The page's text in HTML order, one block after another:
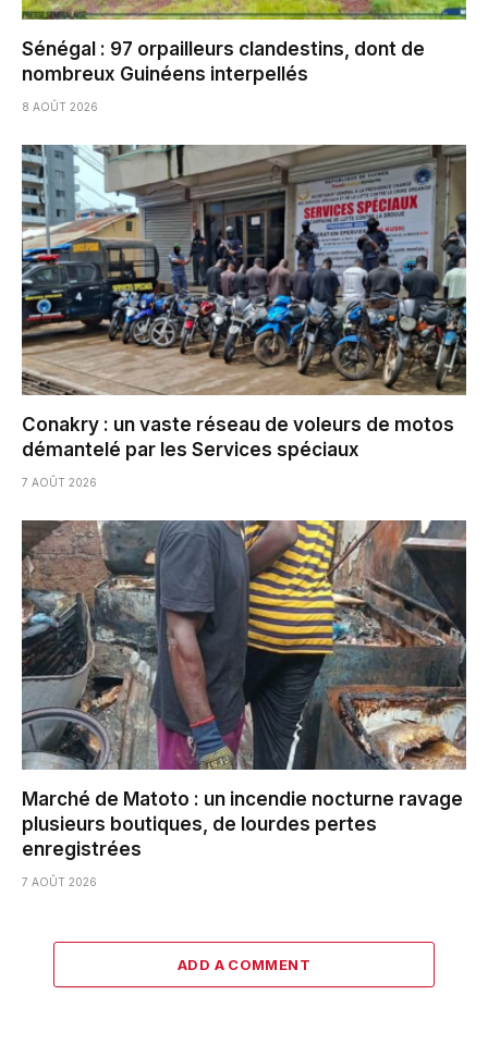
Sénégal : 97 orpailleurs clandestins, dont de
nombreux Guinéens interpellés
8 AOÛT 2026
Conakry : un vaste réseau de voleurs de motos
démantelé par les Services spéciaux
7 AOÛT 2026
Marché de Matoto : un incendie nocturne ravage
plusieurs boutiques, de lourdes pertes
enregistrées
7 AOÛT 2026
ADD A COMMENT